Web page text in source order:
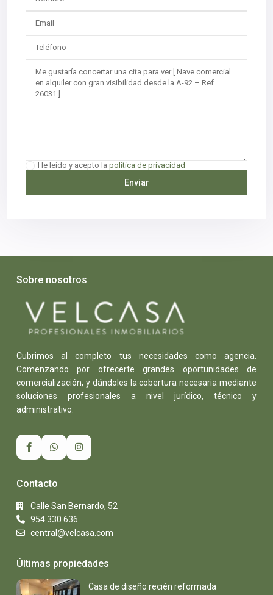
He leído y acepto la política de privacidad
Sobre nosotros
Cubrimos al completo tus necesidades como agencia.
Comenzando por ofrecerte grandes oportunidades de
comercialización, y dándoles la cobertura necesaria mediante
soluciones profesionales a nivel jurídico, técnico y
administrativo.
Contacto
Calle San Bernardo, 52
954 330 636
central@velcasa.com
Últimas propiedades
Casa de diseño recién reformada